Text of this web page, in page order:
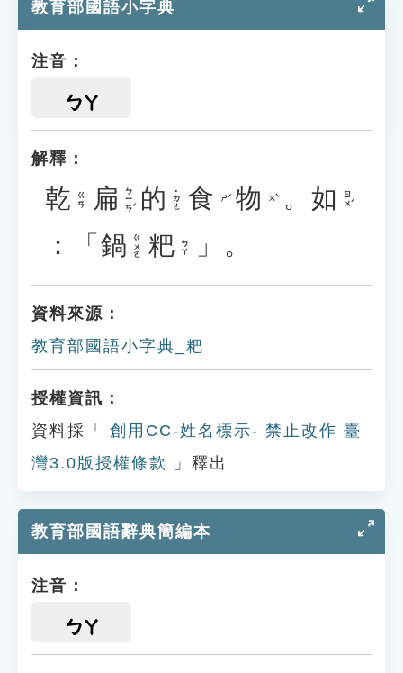
教育部國語小字典
注音：
ㄅㄚ
解釋：
乾 ㄍㄢ 扁 ㄅㄧㄢˇ 的 ˙ㄉㄜ 食 ㄕˊ 物 ㄨˋ 。 如 ㄖㄨˊ
：「 鍋 ㄍㄨㄛ 粑 ㄅㄚ 」。
資料來源：
教育部國語小字典_粑
授權資訊：
資料採「
創用CC-姓名標示- 禁止改作 臺
灣3.0版授權條款
」釋出
教育部國語辭典簡編本
注音：
ㄅㄚ